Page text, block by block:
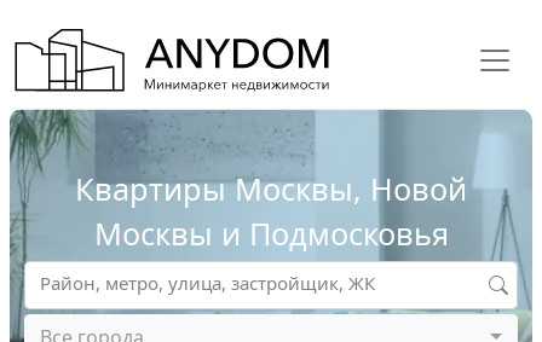
Квартиры Москвы, Новой
Москвы и Подмосковья
Район, метро, улица, застройщик, ЖК